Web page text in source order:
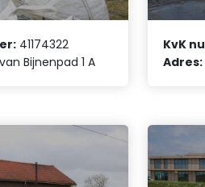
41174322
Bijnenpad 1 A
KvK
Adres: